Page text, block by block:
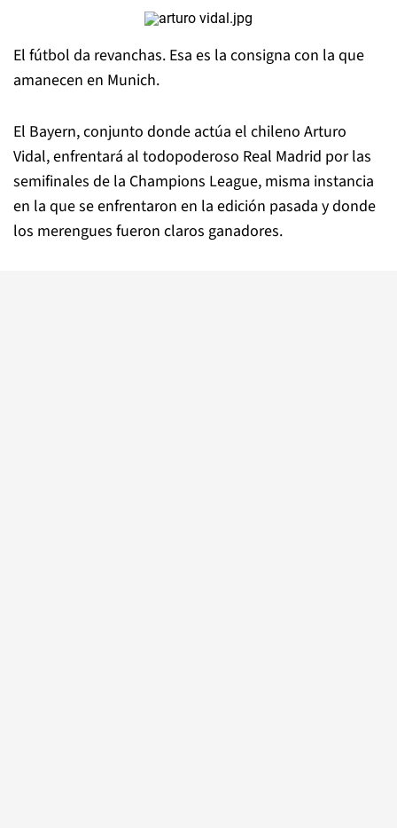
El fútbol da revanchas. Esa es la consigna con la que
amanecen en Munich.
El Bayern, conjunto donde actúa el chileno Arturo
Vidal, enfrentará al todopoderoso Real Madrid por las
semifinales de la Champions League, misma instancia
en la que se enfrentaron en la edición pasada y donde
los merengues fueron claros ganadores.